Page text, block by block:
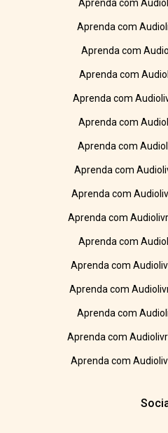
Aprenda com
Aprenda com
Aprenda com
Aprenda com
Aprenda com
Aprenda com
Aprenda com
Aprenda com
Aprenda com
Aprenda com
Aprenda com
Aprenda com
Aprenda com
Aprenda com
Aprenda com
Aprenda com